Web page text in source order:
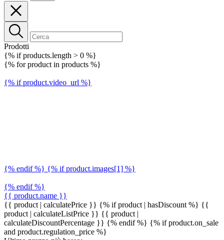
Prodotti
{% if products.length > 0 %}
{% for product in products %}
{% if product.video_url %}
{% endif %} {% if product.images[1] %}
{% endif %}
{{ product.name }}
{{ product | calculatePrice }} {% if product | hasDiscount %} {{
product | calculateListPrice }} {{ product |
calculateDiscountPercentage }} {% endif %} {% if product.on_sale
and product.regulation_price %}